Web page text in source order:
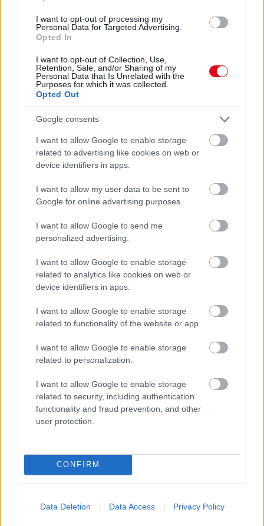
I want to opt-out of processing my
Personal Data for Targeted Advertising.
Opted In
I want to opt-out of Collection, Use,
Retention, Sale, and/or Sharing of my
Personal Data that Is Unrelated with the
Purposes for which it was collected.
Opted Out
Google consents
I want to allow Google to enable storage
related to advertising like cookies on web or
device identifiers in apps.
I want to allow my user data to be sent to
Google for online advertising purposes.
I want to allow Google to send me
personalized advertising.
I want to allow Google to enable storage
related to analytics like cookies on web or
device identifiers in apps.
I want to allow Google to enable storage
related to functionality of the website or app.
I want to allow Google to enable storage
related to personalization.
I want to allow Google to enable storage
related to security, including authentication
functionality and fraud prevention, and other
user protection.
CONFIRM
Data Deletion Data Access Privacy Policy
Orvos figyelmeztet: ezt az apró reggeli tünetet ne
Ezért párásodik be állandóan az ablak – egyszerűbb a
megoldás, mint gondolnád
Nem ecettel és nem szódabikarbónával: ezzel lesz újra